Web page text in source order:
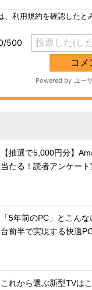
【抽選で5,000円分】
当たる！読者アンケート
「5年前のPC」とこん
台前半で実現する快適
これから選ぶ新型TVは